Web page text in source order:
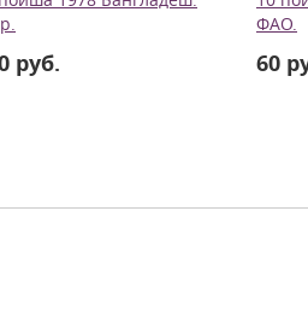
руб.
ФАО.
60